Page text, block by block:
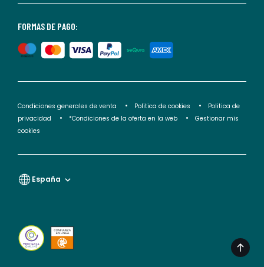
nuestra
de
privacidad</2>.
FORMAS DE PAGO:
Condiciones generales de venta Politica de cookies
Politica de
privacidad
*Condiciones de la oferta en la web
Gestionar mis
cookies
España